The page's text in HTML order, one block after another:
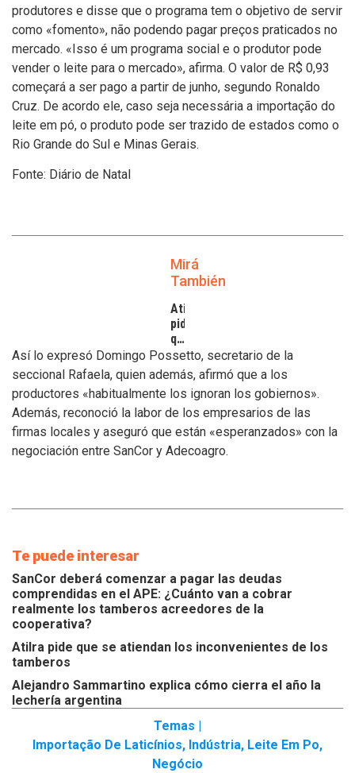
produtores e disse que o programa tem o objetivo de servir
como «fomento», não podendo pagar preços praticados no
mercado. «Isso é um programa social e o produtor pode
vender o leite para o mercado», afirma. O valor de R$ 0,93
começará a ser pago a partir de junho, segundo Ronaldo
Cruz. De acordo ele, caso seja necessária a importação do
leite em pó, o produto pode ser trazido de estados como o
Rio Grande do Sul e Minas Gerais.
Fonte: Diário de Natal
Mirá
También
Atilra
pide
que
se
atiendan
inconvenientes
de
los
tamberos
Así lo expresó Domingo Possetto, secretario de la
seccional Rafaela, quien además, afirmó que a los
productores «habitualmente los ignoran los gobiernos».
Además, reconoció la labor de los empresarios de las
firmas locales y aseguró que están «esperanzados» con la
negociación entre SanCor y Adecoagro.
Te puede interesar
SanCor deberá comenzar a pagar las deudas
comprendidas en el APE: ¿Cuánto van a cobrar
realmente los tamberos acreedores de la
cooperativa?
Atilra pide que se atiendan los inconvenientes de los
tamberos
Alejandro Sammartino explica cómo cierra el año la
lechería argentina
Temas |
Importação De Laticínios, Indústria, Leite Em Po,
Negócio